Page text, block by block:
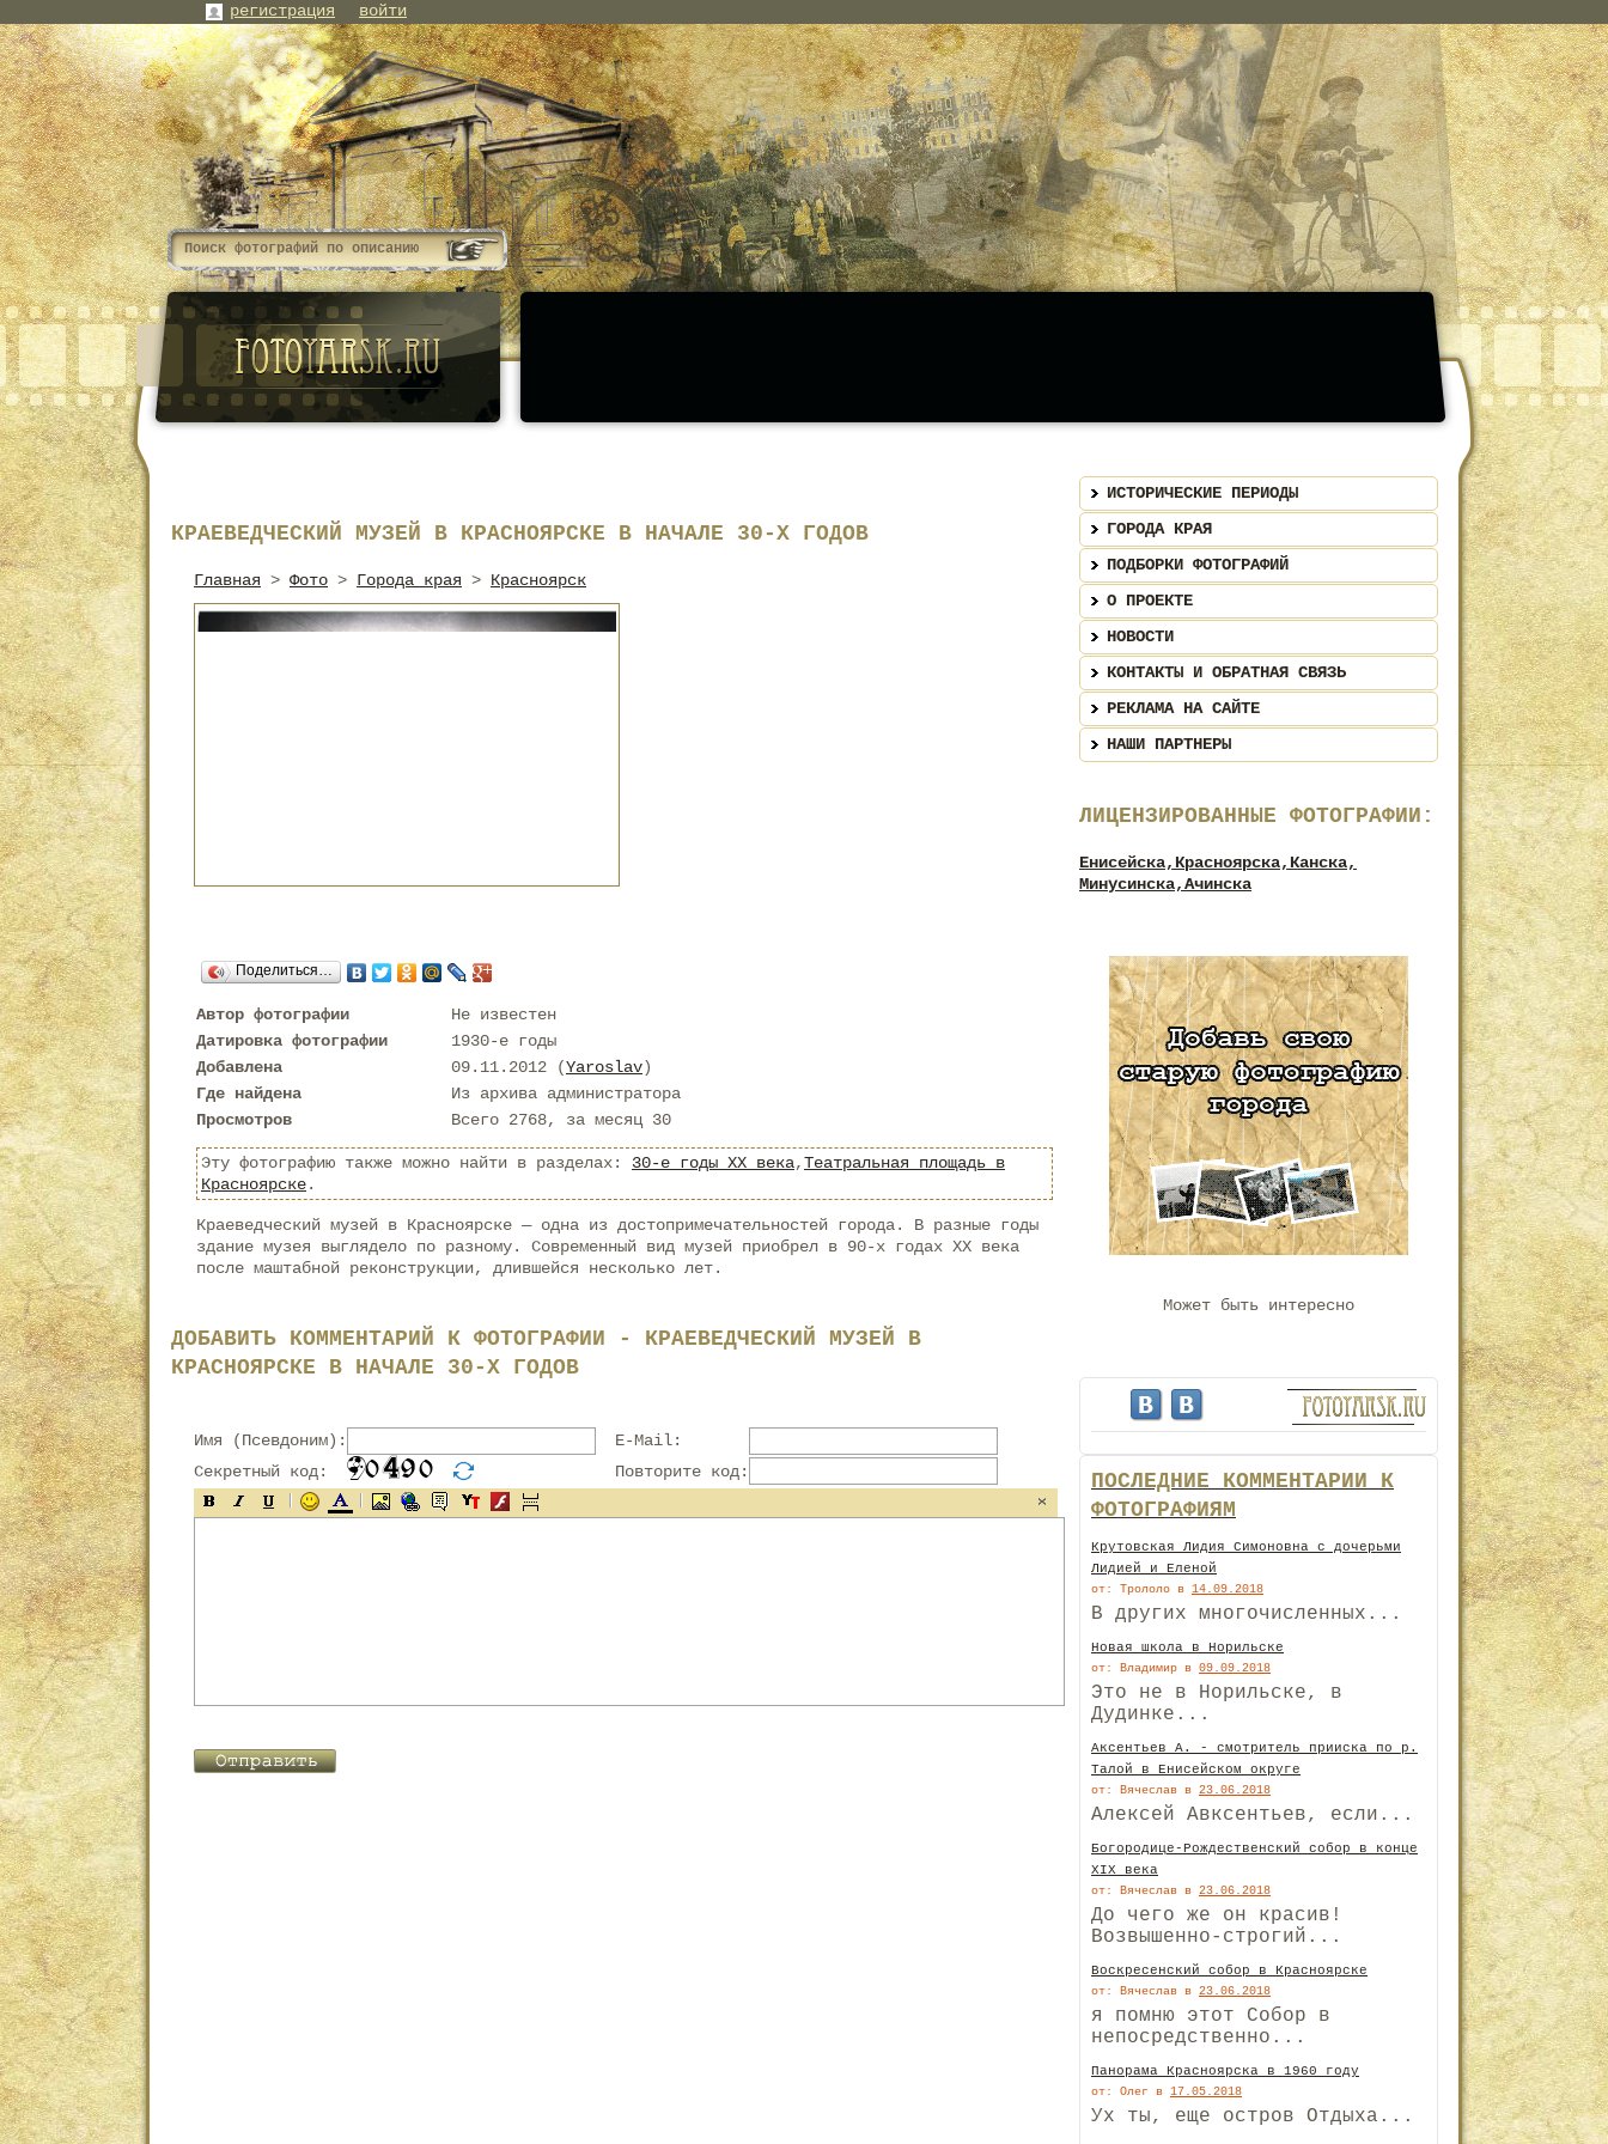
КРАЕВЕДЧЕСКИЙ МУЗЕЙ В КРАСНОЯРСКЕ В НАЧАЛЕ 30-Х ГОДОВ
Главная > Фото > Города края > Красноярск
Поделиться…
Автор фотографии
Не известен
Датировка фотографии
1930-е годы
Добавлена
09.11.2012 (Yaroslav)
Где найдена
Из архива администратора
Просмотров
Всего 2768, за месяц 30
Эту фотографию также можно найти в разделах: 30-е годы XX века,Театральная площадь в
Красноярске.
Краеведческий музей в Красноярске — одна из достопримечательностей города. В разные годы
здание музея выглядело по разному. Современный вид музей приобрел в 90-х годах XX века
после маштабной реконструкции, длившейся несколько лет.
ДОБАВИТЬ КОММЕНТАРИЙ К ФОТОГРАФИИ - КРАЕВЕДЧЕСКИЙ МУЗЕЙ В
КРАСНОЯРСКЕ В НАЧАЛЕ 30-Х ГОДОВ
Имя (Псевдоним):
E-Mail:
Секретный код:
Повторите код:
ИСТОРИЧЕСКИЕ ПЕРИОДЫ
ГОРОДА КРАЯ
ПОДБОРКИ ФОТОГРАФИЙ
О ПРОЕКТЕ
НОВОСТИ
КОНТАКТЫ И ОБРАТНАЯ СВЯЗЬ
РЕКЛАМА НА САЙТЕ
НАШИ ПАРТНЕРЫ
ЛИЦЕНЗИРОВАННЫЕ ФОТОГРАФИИ:
Енисейска, Красноярска, Канска,
Минусинска,Ачинска
Может быть интересно
ПОСЛЕДНИЕ КОММЕНТАРИИ К
ФОТОГРАФИЯМ
Крутовская Лидия Симоновна с дочерьми
Лидией и Еленой
от: Трололо в 14.09.2018
В других многочисленных...
Новая школа в Норильске
от: Владимир в 09.09.2018
Это не в Норильске, в
Дудинке...
Аксентьев А. - смотритель прииска по р.
Талой в Енисейском округе
от: Вячеслав в 23.06.2018
Алексей Авксентьев, если...
Богородице-Рождественский собор в конце
XIX века
от: Вячеслав в 23.06.2018
До чего же он красив!
Возвышенно-строгий...
Воскресенский собор в Красноярске
от: Вячеслав в 23.06.2018
я помню этот Собор в
непосредственно...
Панорама Красноярска в 1960 году
от: Олег в 17.05.2018
Ух ты, еще остров Отдыха...
регистрация войти